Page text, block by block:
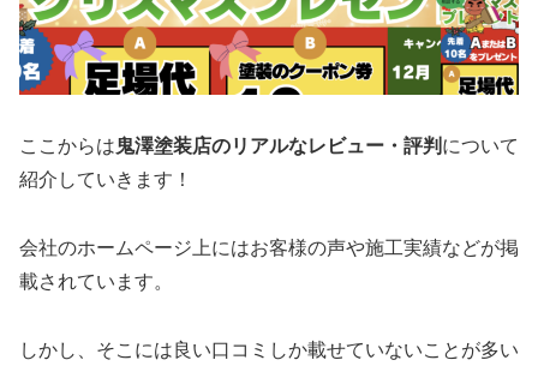
ここからは鬼澤塗装店のリアルなレビュー・評判 について
紹介していきます！
会社のホームページ上にはお客様の声や施工実績などが掲
載されています。
しかし、そこには良い口コミしか載せていないことが多い